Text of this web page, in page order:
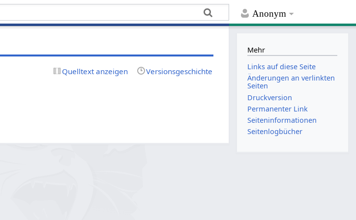
Anonym
Quelltext anzeigen Versionsgeschichte
Mehr
Links auf diese Seite
Änderungen an verlinkten
Seiten
Druckversion
Permanenter Link
Seiten­­informationen
Seitenlogbücher